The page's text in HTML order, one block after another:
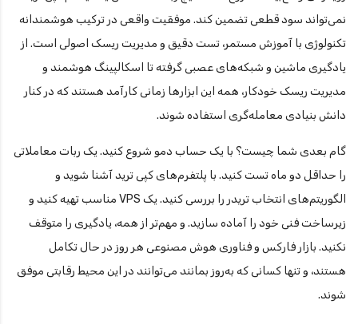
نمی‌تواند سود قطعی تضمین کند. موفقیت واقعی در ترکیب هوشمندانه
تکنولوژی با آموزش مستمر، تست دقیق و مدیریت ریسک اصولی است. از
یادگیری ماشین و شبکه‌های عصبی گرفته تا اسکالپینگ هوشمند و
مدیریت ریسک خودکار، همه این ابزارها زمانی کارآمد هستند که در کنار
دانش بنیادی معامله‌گری استفاده شوند.
گام بعدی شما چیست؟ با یک حساب دمو شروع کنید. یک ربات معاملاتی
را حداقل دو ماه تست کنید. با پلتفرم‌های کپی ترید آشنا شوید و
الگوریتم‌های انتخاب تریدر را بررسی کنید. یک VPS مناسب تهیه کنید و
زیرساخت فنی خود را آماده سازید. و مهم‌تر از همه، یادگیری را متوقف
نکنید. بازار فارکس و فناوری هوش مصنوعی هر روز در حال تکامل
هستند، و تنها کسانی که به‌روز بمانند می‌توانند در این محیط رقابتی موفق
شوند.